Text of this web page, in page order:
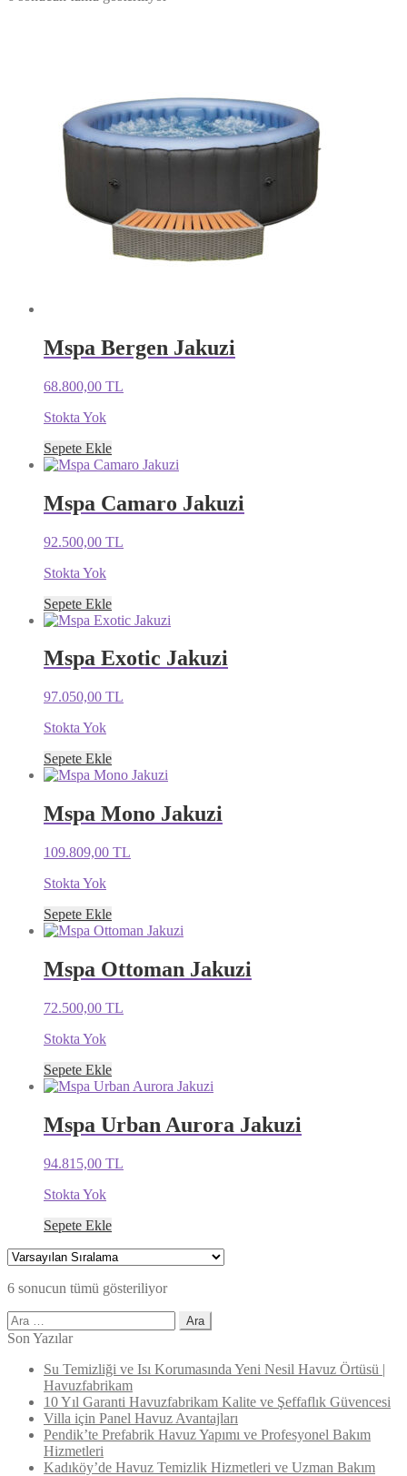
Mspa Bergen Jakuzi
68.800,00 TL
Stokta Yok
Sepete Ekle
Mspa Camaro Jakuzi
92.500,00 TL
Stokta Yok
Sepete Ekle
Mspa Exotic Jakuzi
97.050,00 TL
Stokta Yok
Sepete Ekle
Mspa Mono Jakuzi
109.809,00 TL
Stokta Yok
Sepete Ekle
Mspa Ottoman Jakuzi
72.500,00 TL
Stokta Yok
Sepete Ekle
Mspa Urban Aurora Jakuzi
94.815,00 TL
Stokta Yok
Sepete Ekle
6 sonucun tümü gösteriliyor
Arama:
Son Yazılar
Su Temizliği ve Isı Korumasında Yeni Nesil Havuz Örtüsü |
Havuzfabrikam
10 Yıl Garanti Havuzfabrikam Kalite ve Şeffaflık Güvencesi
Villa için Panel Havuz Avantajları
Pendik’te Prefabrik Havuz Yapımı ve Profesyonel Bakım
Hizmetleri
Kadıköy’de Havuz Temizlik Hizmetleri ve Uzman Bakım